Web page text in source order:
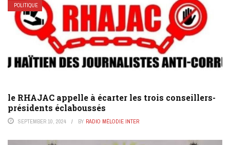
POLITIQUE
le RHAJAC appelle à écarter les trois conseillers-
présidents éclaboussés
SEPTEMBER 10, 2024 BY RADIO MÉLODIE INTER